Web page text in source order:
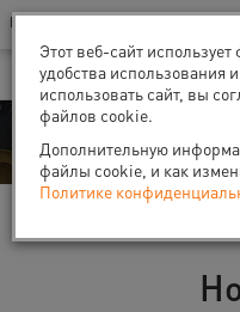
Ваш город:Санкт-Петербург
В Вашем регионе нет наших офисов
События
Этот веб-сайт
удобства использования
использовать сайт, вы
файлов cookie.
Дополнительную
файлы cookie, и как
Политике